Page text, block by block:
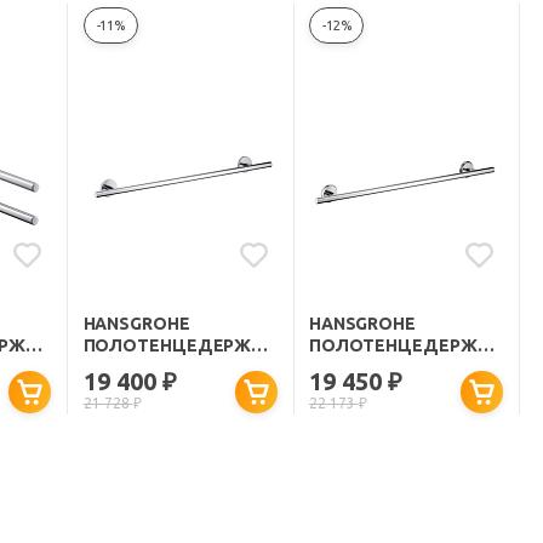
-11%
HANSGROHE
ПОЛОТЕНЦЕДЕРЖАТЕЛЬ
19 400 ₽
21 728₽
-12%
HANSGROHE
ПОЛОТЕНЦЕДЕРЖАТЕЛЬ
LOGIS CLASSIC 60 СМ
19 450 ₽
22 173₽